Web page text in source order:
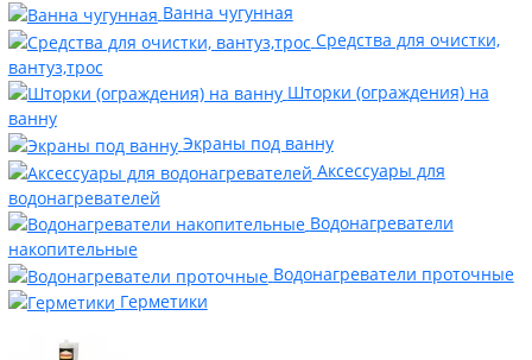
Ванна чугунная
Средства для очистки,
вантуз,трос
Шторки (ограждения) на
ванну
Экраны под ванну
Аксессуары для
водонагревателей
Водонагреватели
накопительные
Водонагреватели проточные
Герметики